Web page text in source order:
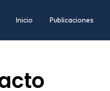
Inicio Publicaciones